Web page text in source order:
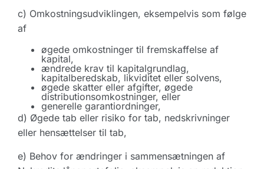
c) Omkostningsudviklingen, eksempelvis som følge
af
øgede omkostninger til fremskaffelse af
kapital,
ændrede krav til kapitalgrundlag,
kapitalberedskab, likviditet eller solvens,
øgede skatter eller afgifter, øgede
distributionsomkostninger, eller
generelle garantiordninger,
d) Øgede tab eller risiko for tab, nedskrivninger
eller hensættelser til tab,
e) Behov for ændringer i sammensætningen af